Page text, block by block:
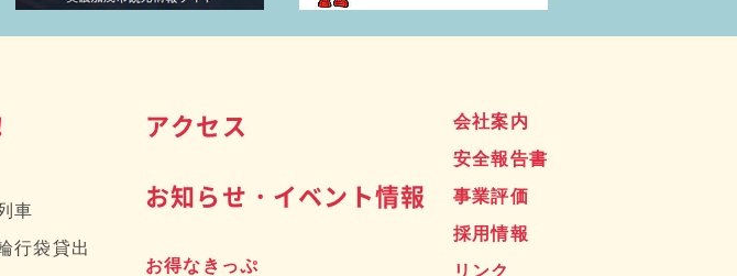
車
行袋貸出
アクセス
お知らせ・イベント情報
お得なきっぷ
会社案内
安全報告書
事業評価
採用情報
リンク